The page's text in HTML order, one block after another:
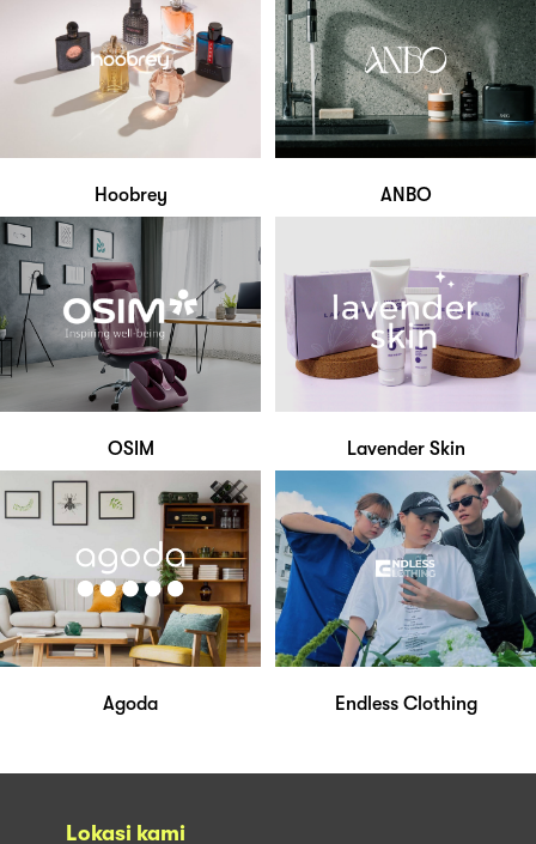
Hoobrey ANBO
OSIM Lavender Skin
Agoda Endless Clothing
Lokasi kami